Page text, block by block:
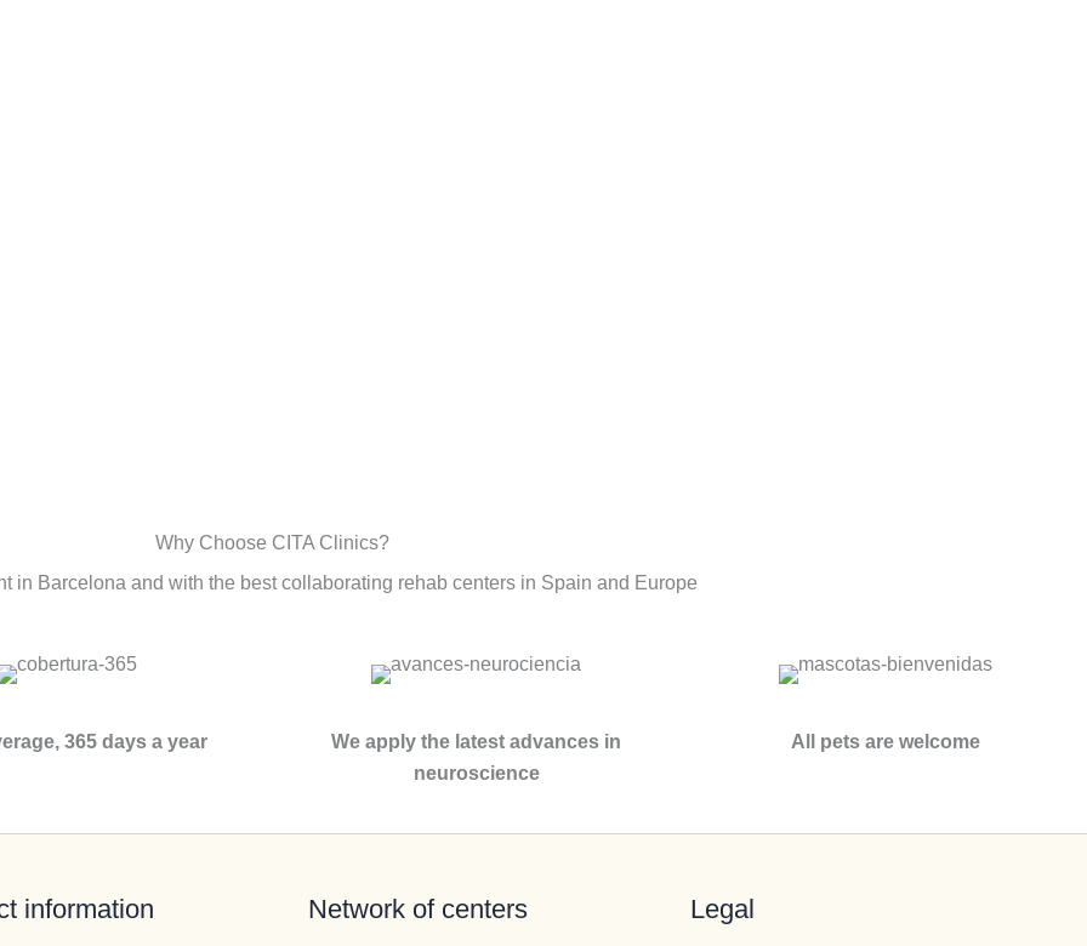
Why Choose CITA Clinics?
in Barcelona and with the best collaborating rehab centers in Spain and Europe
365 days a year
We apply the latest advances in
neuroscience
All pets are welcome
information Network of centers Legal